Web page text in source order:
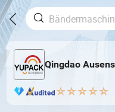
Qingdao